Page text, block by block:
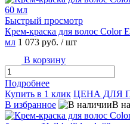
Быстрый просмотр
Крем-краска для волос Color
мл 1 073 руб. / шт
В корзину
Подробнее
Купить в 1 клик ЦЕНА ДЛЯ
В избранное
В